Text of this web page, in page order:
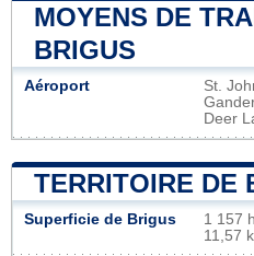
MOYENS DE
BRIGUS
Aéroport St.
Deer
TERRITOIRE DE
Superficie de Brigus
1 157
11,57